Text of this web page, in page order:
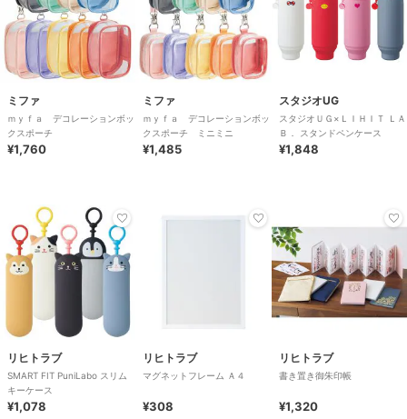
ミファ
ｍｙｆａ デコレーションボッ
クスポーチ
¥1,760
ミファ
ｍｙｆａ デコレーションボッ
クスポーチ ミニミニ
¥1,485
スタジオUG
スタジオＵＧ×ＬＩＨＩＴ ＬＡ
Ｂ． スタンドペンケース
¥1,848
リヒトラブ
SMART FIT PuniLabo スリム
キーケース
¥1,078
リヒトラブ
マグネットフレーム Ａ４
¥308
リヒトラブ
書き置き御朱印帳
¥1,320